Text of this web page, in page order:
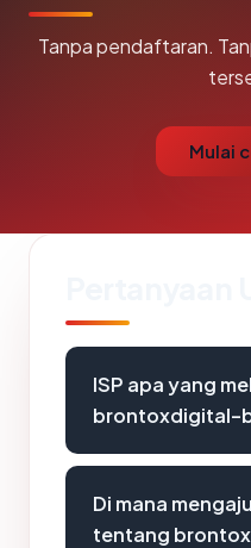
Tanpa pendaftaran.
Mulai
ISP apa yang
brontoxdigital-
Di mana
tentang